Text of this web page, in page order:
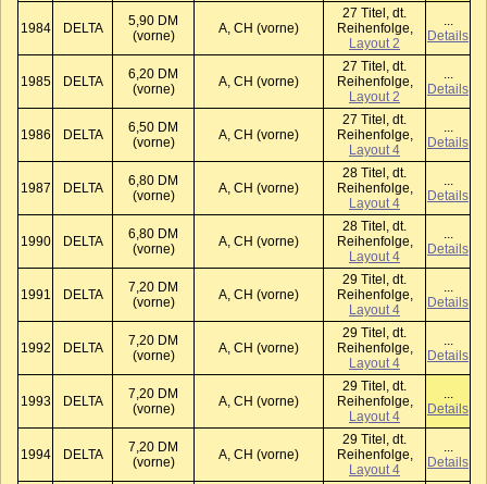
1984 DELTA
5,90 DM
(vorne)
A, CH (vorne)
27 Titel, dt.
Reihenfolge,
Layout 2
...
Details
1985 DELTA
6,20 DM
(vorne)
A, CH (vorne)
27 Titel, dt.
Reihenfolge,
Layout 2
...
Details
1986 DELTA
6,50 DM
(vorne)
A, CH (vorne)
27 Titel, dt.
Reihenfolge,
Layout 4
...
Details
1987 DELTA
6,80 DM
(vorne)
A, CH (vorne)
28 Titel, dt.
Reihenfolge,
Layout 4
...
Details
1990 DELTA
6,80 DM
(vorne)
A, CH (vorne)
28 Titel, dt.
Reihenfolge,
Layout 4
...
Details
1991 DELTA
7,20 DM
(vorne)
A, CH (vorne)
29 Titel, dt.
Reihenfolge,
Layout 4
...
Details
1992 DELTA
7,20 DM
(vorne)
A, CH (vorne)
29 Titel, dt.
Reihenfolge,
Layout 4
...
Details
1993 DELTA
7,20 DM
(vorne)
A, CH (vorne)
29 Titel, dt.
Reihenfolge,
Layout 4
...
Details
1994 DELTA
7,20 DM
(vorne)
A, CH (vorne)
29 Titel, dt.
Reihenfolge,
Layout 4
...
Details